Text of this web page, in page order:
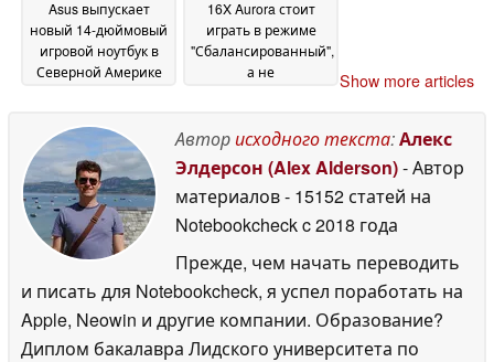
Asus выпускает
новый 14-дюймовый
игровой ноутбук в
Северной Америке
16X Aurora стоит
играть в режиме
"Сбалансированный",
а не
Show more articles
Авторисходного текста:Алекс
Элдерсон (Alex Alderson)- Автор
материалов- 15152 статей на
Notebookcheckc 2018 года
Прежде, чем начать переводить
и писать для Notebookcheck, я успел поработать на
Apple, Neowin и другие компании. Образование?
Диплом бакалавра Лидского университета по